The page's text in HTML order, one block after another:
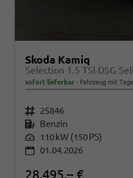
Skoda Kamiq
sofort lieferbar Fahrzeug mit
Fahrzeugnr. 25846
Kraftstoff Benzin
Leistung 110 kW (150 PS)
01.04.2026
28.495,– €